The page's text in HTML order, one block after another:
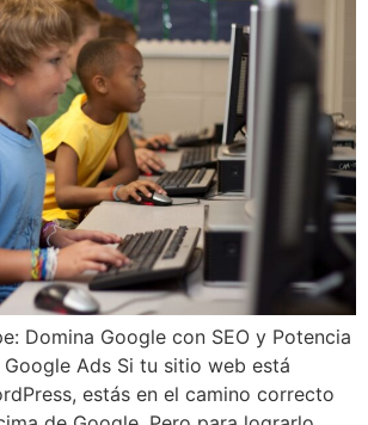
Domina Google con SEO y Potencia
Ads Si tu sitio web está
estás en el camino correcto